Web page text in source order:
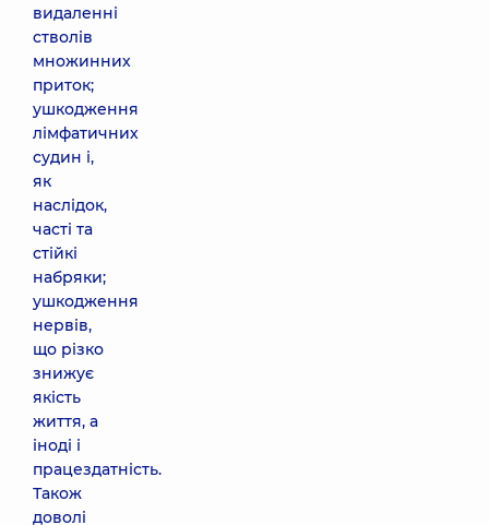
видаленні
стволів
множинних
приток;
ушкодження
лімфатичних
судин і,
як
наслідок,
часті та
стійкі
набряки;
ушкодження
нервів,
що різко
знижує
якість
життя, а
іноді і
працездатність.
Також
доволі